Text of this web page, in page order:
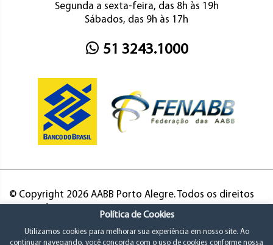
Segunda a sexta-feira, das 8h às 19h
Sábados, das 9h às 17h
51 3243.1000
© Copyright 2026 AABB Porto Alegre. Todos os direitos
Política de Cookies
Utilizamos cookies para melhorar sua experiência em nosso site. Ao
continuar navegando, você concorda com o uso de cookies conforme nossa